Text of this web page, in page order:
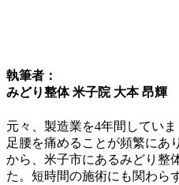
執筆者：
みどり整体 米子院 大本 昂輝
元々、製造業を4年間してい
足腰を痛めることが頻繁にあ
から、米子市にあるみどり整
た。短時間の施術にも関わら